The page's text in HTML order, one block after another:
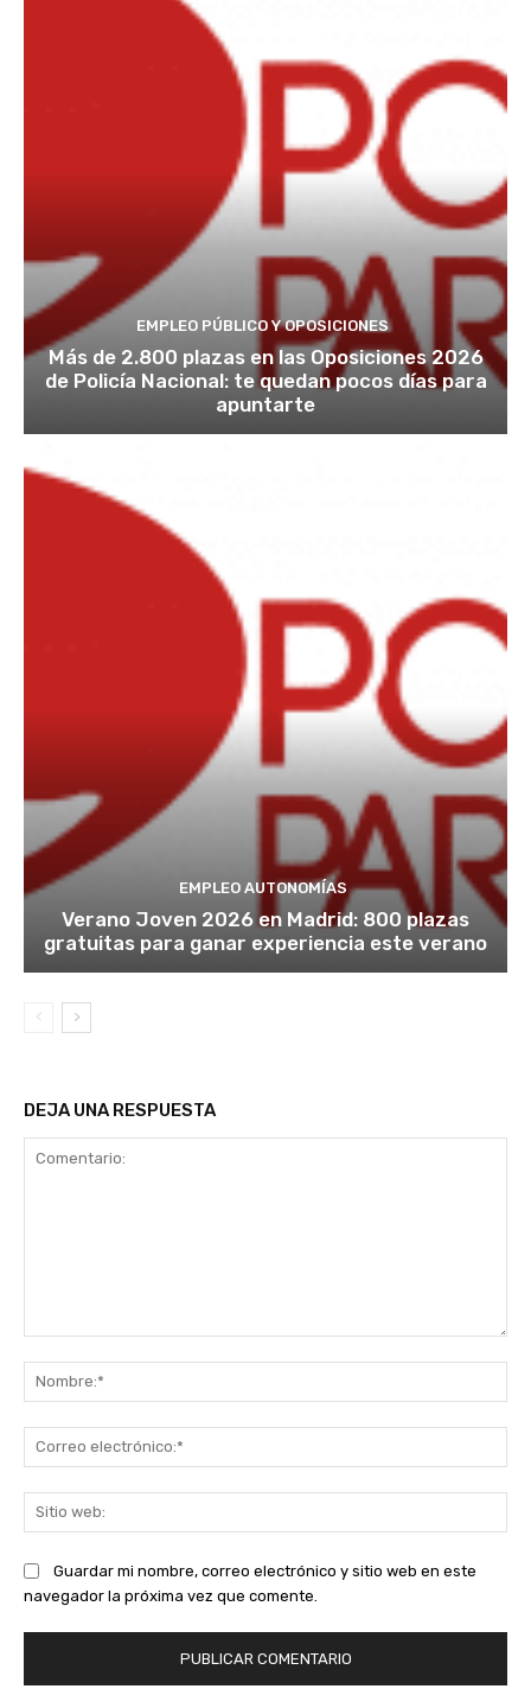
EMPLEO PÚBLICO Y OPOSICIONES
Más de 2.800 plazas en las Oposiciones 2026
de Policía Nacional: te quedan pocos días para
apuntarte
EMPLEO AUTONOMÍAS
Verano Joven 2026 en Madrid: 800 plazas
gratuitas para ganar experiencia este verano
DEJA UNA RESPUESTA
Guardar mi nombre, correo electrónico y sitio web en este
navegador la próxima vez que comente.